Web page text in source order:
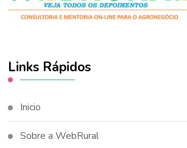
Links Rápidos
Inicio
Sobre a WebRural